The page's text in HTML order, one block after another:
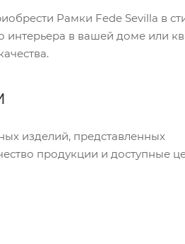
Рамки Fede Sevilla в
интерьера в вашей доме или
изделий, представленных
продукции и доступные